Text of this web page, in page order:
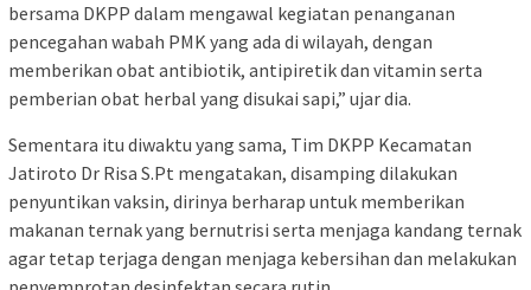
bersama DKPP dalam mengawal kegiatan penanganan
pencegahan wabah PMK yang ada di wilayah, dengan
memberikan obat antibiotik, antipiretik dan vitamin serta
pemberian obat herbal yang disukai sapi,” ujar dia.
Sementara itu diwaktu yang sama, Tim DKPP Kecamatan
Jatiroto Dr Risa S.Pt mengatakan, disamping dilakukan
penyuntikan vaksin, dirinya berharap untuk memberikan
makanan ternak yang bernutrisi serta menjaga kandang ternak
agar tetap terjaga dengan menjaga kebersihan dan melakukan